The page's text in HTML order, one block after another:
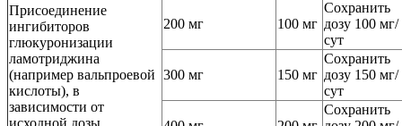
Присоединение
ингибиторов
глюкуронизации
ламотриджина
(например вальпроевой
кислоты), в
зависимости от
200 мг 100 мг
Сохранить
дозу 100 мг/
сут
300 мг 150 мг
Сохранить
дозу 150 мг/
сут
Сохранить